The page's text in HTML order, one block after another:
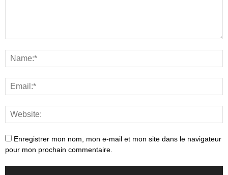
Enregistrer mon nom, mon e-mail et mon site dans le navigateur
pour mon prochain commentaire.